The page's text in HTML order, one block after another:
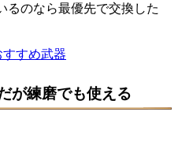
るのなら最優先で交換した
すめ武器
が練磨でも使える